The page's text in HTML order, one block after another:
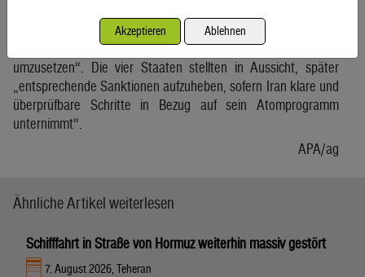
Teheran „die Folgeverhandlungen über die Einzelheiten
abzuschließen und die Vereinbarung rasch und umfassend
umzusetzen“. Die vier Staaten stellten in Aussicht, später
„entsprechende Sanktionen aufzuheben, sofern Iran klare und
überprüfbare Schritte in Bezug auf sein Atomprogramm
unternimmt“.
APA/ag
Ähnliche Artikel weiterlesen
Schifffahrt in Straße von Hormuz weiterhin massiv gestört
7. August 2026, Teheran
Akzeptieren Ablehnen